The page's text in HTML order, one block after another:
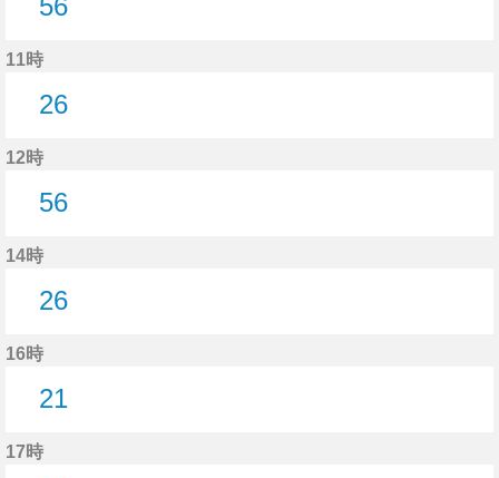
56
11時
26
12時
56
14時
26
16時
21
17時